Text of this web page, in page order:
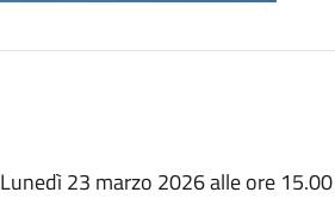
Lunedì 23 marzo 2026 alle ore 15.00